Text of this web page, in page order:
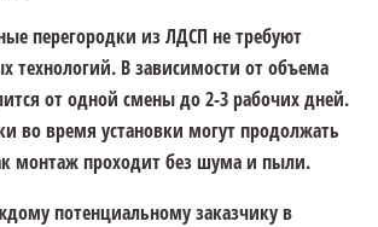
перегородки из ЛДСП не требуют
технологий. В зависимости от объема
от одной смены до 2-3 рабочих дней.
во время установки могут продолжать
монтаж проходит без шума и пыли.
потенциальному заказчику в